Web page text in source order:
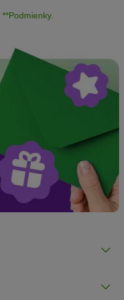
**Podmienky.